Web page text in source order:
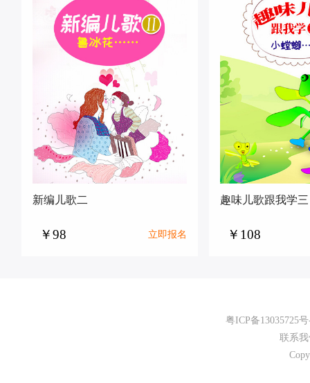
新编儿歌二
￥98 立即报名
趣味儿歌跟我学三
￥108
粤ICP备13035725
联系